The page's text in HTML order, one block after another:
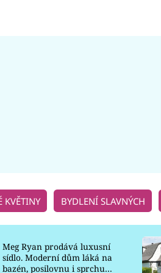
KVĚTINY BYDLENÍ SLAVNÝCH
Meg Ryan prodává luxusní
sídlo. Moderní dům láká na
bazén, posilovnu i sprchu